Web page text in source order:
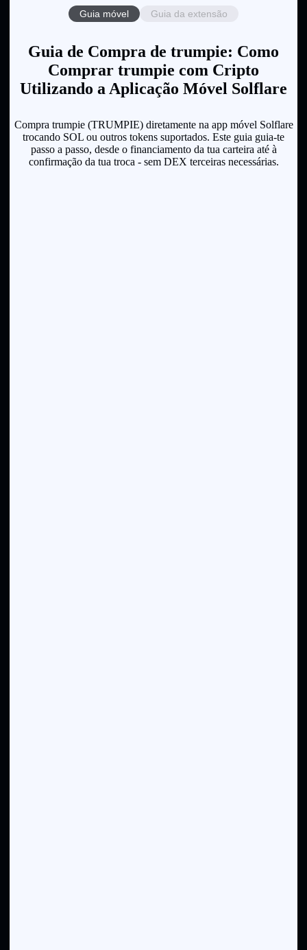
Guia móvel Guia da extensão
Guia de Compra de trumpie: Como
Comprar trumpie com Cripto
Utilizando a Aplicação Móvel Solflare
Compra trumpie (TRUMPIE) diretamente na app móvel Solflare
trocando SOL ou outros tokens suportados. Este guia guia-te
passo a passo, desde o financiamento da tua carteira até à
confirmação da tua troca - sem DEX terceiras necessárias.